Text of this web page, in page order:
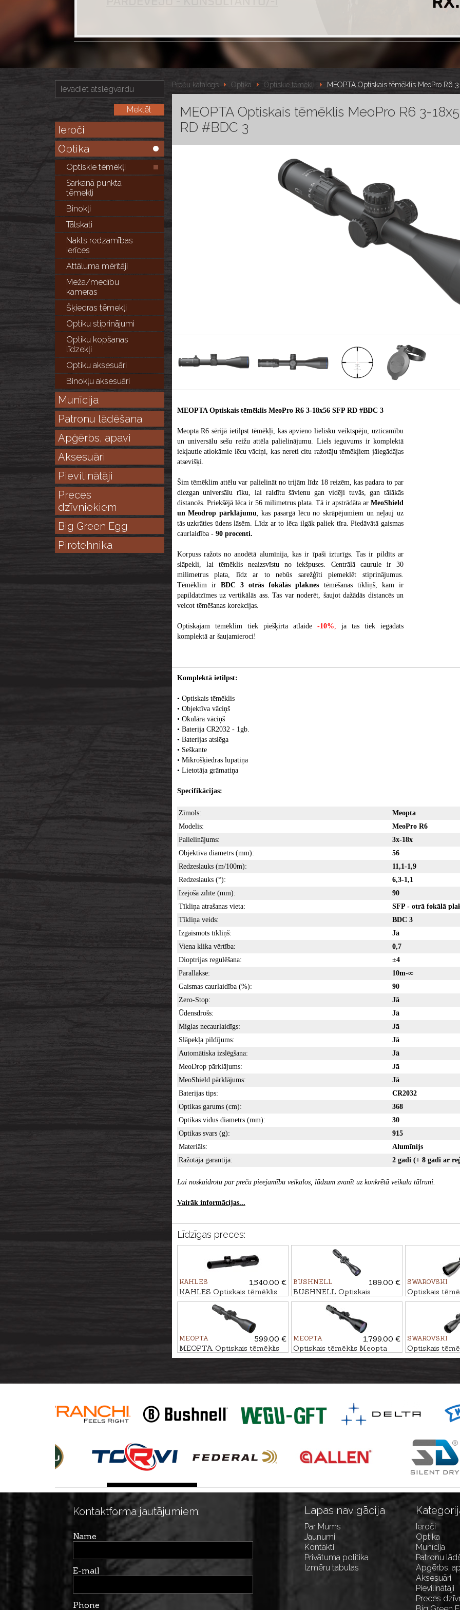
Ieroči
Optika
Optiskie tēmēkļi
Sarkanā punkta
tēmekļi
Binokļi
Tālskati
Nakts redzamības
ierīces
Attāluma mērītāji
Meža/medību
kameras
Šķiedras tēmekļi
Optiku stiprinājumi
Optiku kopšanas
līdzekļi
Optiku aksesuāri
Binokļu aksesuāri
Munīcija
Patronu lādēšana
Apģērbs, apavi
Aksesuāri
Pievilinātāji
Preces
dzīvniekiem
Big Green Egg
Pirotehnika
Preču katalogs Optika Optiskie tēmēkļi MEOPTA Optiskais tēmēklis MeoPro R6
MEOPTA Optiskais tēmēklis MeoPro R6 3-
RD #BDC 3
MEOPTA Optiskais tēmēklis MeoPro R6 3-18x56 SFP RD #BDC 3
Meopta R6 sērijā ietilpst tēmēkļi, kas apvieno lielisku veiktspēju, uzticamību
un universālu sešu reižu attēla palielinājumu. Liels ieguvums ir komplektā
iekļautie atlokāmie lēcu vāciņi, kas nereti citu ražotāju tēmēkļiem jāiegādājas
atsevišķi.
Šim tēmēklim attēlu var palielināt no trijām līdz 18 reizēm, kas padara to par
diezgan universālu rīku, lai raidītu šāvienu gan vidēji tuvās, gan tālākās
distancēs. Priekšējā lēca ir 56 milimetrus plata. Tā ir apstrādāta ar MeoShield
un Meodrop pārklājumu, kas pasargā lēcu no skrāpējumiem un neļauj uz
tās uzkrāties ūdens lāsēm. Līdz ar to lēca ilgāk paliek tīra. Piedāvātā gaismas
caurlaidība - 90 procenti.
Korpuss ražots no anodētā alumīnija, kas ir īpaši izturīgs. Tas ir pildīts ar
slāpekli, lai tēmēklis neaizsvīstu no iekšpuses. Centrālā caurule ir 30
milimetrus plata, līdz ar to nebūs sarežģīti piemeklēt stiprinājumus.
Tēmēklim irBDC 3 otrās fokālās plaknes tēmēšanas tīkliņš, kam ir
papildatzīmes uz vertikālās ass. Tas var noderēt, šaujot dažādās distancēs un
veicot tēmēšanas korekcijas.
Optiskajam tēmēklim tiek piešķirta atlaide-10%, ja tas tiek iegādāts
komplektā ar šaujamieroci!
Komplektā ietilpst:
• Optiskais tēmēklis
• Objektīva vāciņš
• Okulāra vāciņš
• Baterija CR2032 - 1gb.
• Baterijas atslēga
• Seškante
• Mikrošķiedras lupatiņa
• Lietotāja grāmatiņa
Specifikācijas:
Zīmols:
Meopta
Modelis:
MeoPro R6
Palielinājums:
3x-18x
Objektīva diametrs (mm):
56
Redzeslauks (m/100m):
11,1-1,9
Redzeslauks (°):
6,3-1,1
Izejošā zīlīte (mm):
90
Tīkliņa atrašanas vieta:
SFP - otrā fokālā
Tīkliņa veids:
BDC 3
Izgaismots tīkliņš:
Jā
Viena klika vērtība:
0,7
Dioptrijas regulēšana:
±4
Parallakse:
10m-∞
Gaismas caurlaidība (%):
90
Zero-Stop:
Jā
Ūdensdrošs:
Jā
Miglas necaurlaidīgs:
Jā
Slāpekļa pildījums:
Jā
Automātiska izslēgšana:
Jā
MeoDrop pārklājums:
Jā
MeoShield pārklājums:
Jā
Baterijas tips:
CR2032
Optikas garums (cm):
368
Optikas vidus diametrs (mm):
30
Optikas svars (g):
915
Materiāls:
Alumīnijs
Ražotāja garantija:
2 gadi (+ 8 gadi ar
Lai noskaidrotu par preču pieejamību veikalos, lūdzam zvanīt uz konkrētā veikala tālruni.
Vairāk informācijas...
Līdzīgas preces:
KAHLES
1,540.00 €
KAHLES Optiskais tēmēklis
HELIA 1-5x24i #4-DH
BUSHNELL
189.00 €
BUSHNELL Optiskais
tēmēklis LEGEND 3-9x40
Multi-X IR
SWAROVSKI
Optiskais
Z8i 2.3-18x56
MEOPTA
599.00 €
MEOPTA Optiskais tēmēklis
MeoHunter R5 4-20x50 SFP
MEOPTA
1,799.00 €
Optiskais tēmēklis Meopta
MeoStar R2 2.5-15x56 RD PA
SWAROVSKI
Optiskais
Z8i 1.7-
Kontaktforma jautājumiem:
Name
E-mail
Phone
Lapas navigācija
Par Mums
Jaunumi
Kontakti
Privātuma politika
Izmēru tabulas
Ieroči
Optika
Munīcija
Patronu
Apģērbs,
Aksesuāri
Pievilinātāji
Preces